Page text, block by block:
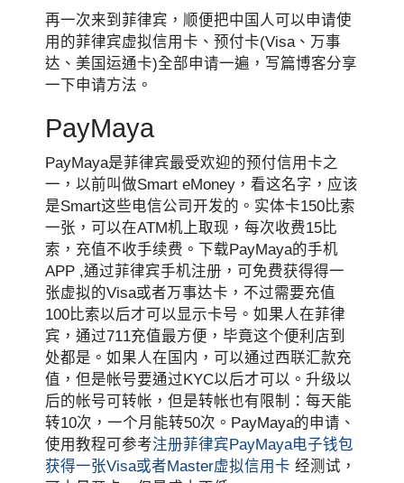
再一次来到菲律宾，顺便把中国人可以申请使
用的菲律宾虚拟信用卡、预付卡(Visa、万事
达、美国运通卡)全部申请一遍，写篇博客分享
一下申请方法。
PayMaya
PayMaya是菲律宾最受欢迎的预付信用卡之
一，以前叫做Smart eMoney，看这名字，应该
是Smart这些电信公司开发的。实体卡150比索
一张，可以在ATM机上取现，每次收费15比
索，充值不收手续费。下载PayMaya的手机
APP ,通过菲律宾手机注册，可免费获得得一
张虚拟的Visa或者万事达卡，不过需要充值
100比索以后才可以显示卡号。如果人在菲律
宾，通过711充值最方便，毕竟这个便利店到
处都是。如果人在国内，可以通过西联汇款充
值，但是帐号要通过KYC以后才可以。升级以
后的帐号可转帐，但是转帐也有限制：每天能
转10次，一个月能转50次。PayMaya的申请、
使用教程可参考注册菲律宾PayMaya电子钱包
获得一张Visa或者Master虚拟信用卡 经测试，